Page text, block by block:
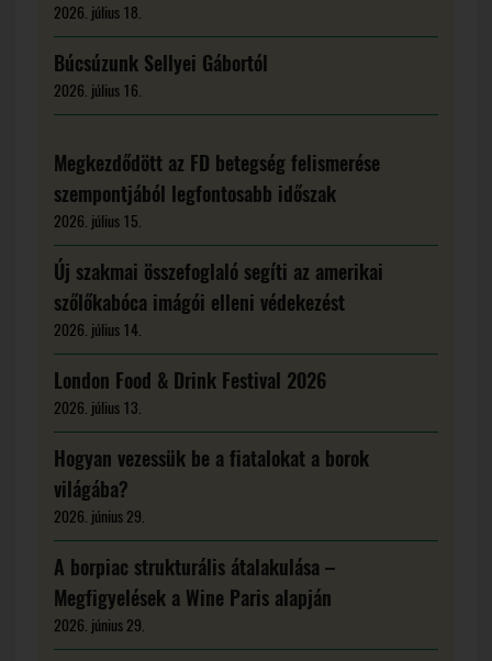
2026. július 18.
Búcsúzunk Sellyei Gábortól
2026. július 16.
Megkezdődött az FD betegség felismerése
szempontjából legfontosabb időszak
2026. július 15.
Új szakmai összefoglaló segíti az amerikai
szőlőkabóca imágói elleni védekezést
2026. július 14.
London Food & Drink Festival 2026
2026. július 13.
Hogyan vezessük be a fiatalokat a borok
világába?
2026. június 29.
A borpiac strukturális átalakulása –
Megfigyelések a Wine Paris alapján
2026. június 29.